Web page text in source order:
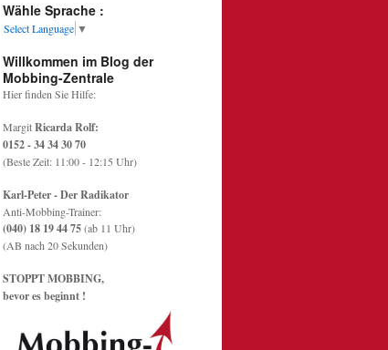
Wähle Sprache :
Select Language ▼
Willkommen im Blog der
Mobbing-Zentrale
Hier finden Sie Hilfe:
MargitRicarda Rolf:
0152 - 34 34 30 70
(Beste Zeit: 11:00 - 12:15 Uhr)
Karl-Peter - Der Radikator
Anti-Mobbing-Trainer:
(040) 18 19 44 75(ab 11 Uhr)
(AB nach 20 Sekunden)
STOPPT MOBBING,
bevor es beginnt !